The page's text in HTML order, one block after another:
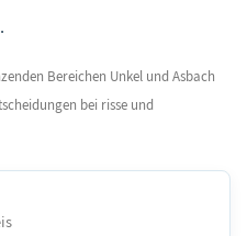
Bereichen Unkel und Asbach
bei risse und